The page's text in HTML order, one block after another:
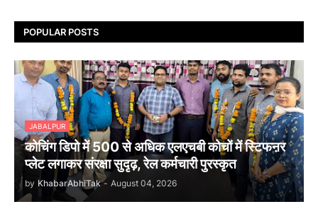
POPULAR POSTS
JABALPUR
कोचिंग डिपो में 500 से अधिक एलएचबी कोचों में स्टिफऩर
प्लेट लगाकर संरक्षा सुदृढ़, रेल कर्मचारी पुरस्कृत
by KhabarAbhiTak - August 04, 2026